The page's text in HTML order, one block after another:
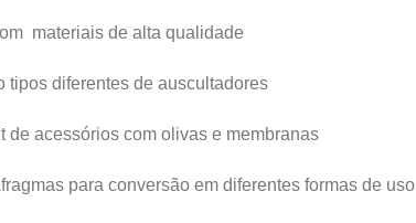
materiais de alta qualidade
tipos diferentes de auscultadores
de acessórios com olivas e membranas
para conversão em diferentes formas de uso